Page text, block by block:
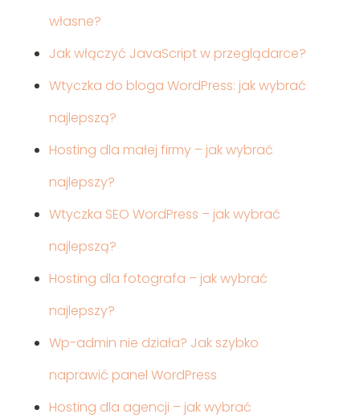
własne?
Jak włączyć JavaScript w przeglądarce?
Wtyczka do bloga WordPress: jak wybrać
najlepszą?
Hosting dla małej firmy – jak wybrać
najlepszy?
Wtyczka SEO WordPress – jak wybrać
najlepszą?
Hosting dla fotografa – jak wybrać
najlepszy?
Wp-admin nie działa? Jak szybko
naprawić panel WordPress
Hosting dla agencji – jak wybrać